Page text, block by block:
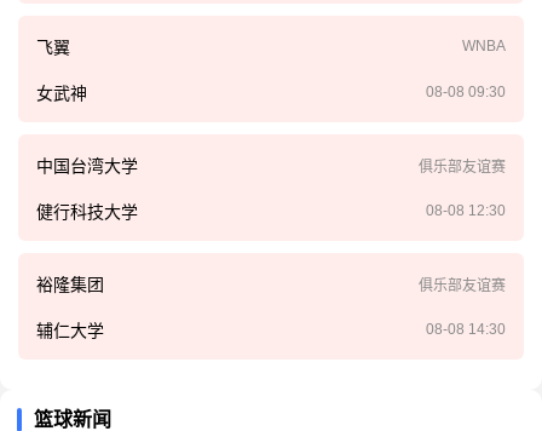
飞翼 WNBA
女武神 08-08 09:30
中国台湾大学 俱乐部友谊赛
健行科技大学 08-08 12:30
裕隆集团 俱乐部友谊赛
辅仁大学 08-08 14:30
篮球新闻